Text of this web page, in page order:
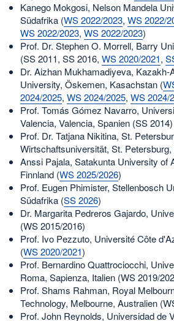
Kanego Mokgosi, Nelson Mandela
Südafrika (WS 2022/2023, WS 2022/
WS 2022/2023, WS 2022/2023)
Prof. Dr. Stephen O. Morrell, Barry
(SS 2011, SS 2016, WS 2020/2021,
Dr. Aizhan Mukhamadiyeva, Kazakh-
University, Öskemen, Kasachstan (
2024/2025, WS 2024/2025, WS 2024/
Prof. Tomás Gómez Navarro,
Valencia, Valencia, Spanien (SS 2014)
Prof. Dr. Tatjana Nikitina, St.
Wirtschaftsuniversität, St.
Anssi Pajala, Satakunta University of
Finnland (WS 2025/2026)
Prof. Eugen Phimister, Stellenbosch
Südafrika (SS 2026)
Dr. Margarita Pedreros Gajardo,
(WS 2015/2016)
Prof. Ivo Pezzuto, Université Côte
(WS 2020/2021)
Prof. Bernardino Quattrociocchi,
Roma, Sapienza, Italien (WS 2019/
Prof. Shams Rahman, Royal
Technology, Melbourne, Australien
Prof. John Reynolds, Universidad de